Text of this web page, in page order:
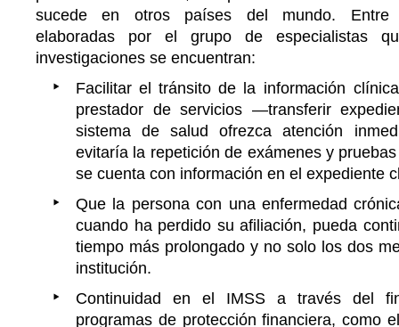
sucede en otros países del mundo. Entre
elaboradas por el grupo de especialistas
investigaciones se encuentran:
Facilitar el tránsito de la información
prestador de servicios —transferir
sistema de salud ofrezca atención
evitaría la repetición de exámenes y
se cuenta con información en el expediente
Que la persona con una enfermedad
cuando ha perdido su afiliación, pueda
tiempo más prolongado y no solo los dos
institución.
Continuidad en el IMSS a través del
programas de protección financiera, como